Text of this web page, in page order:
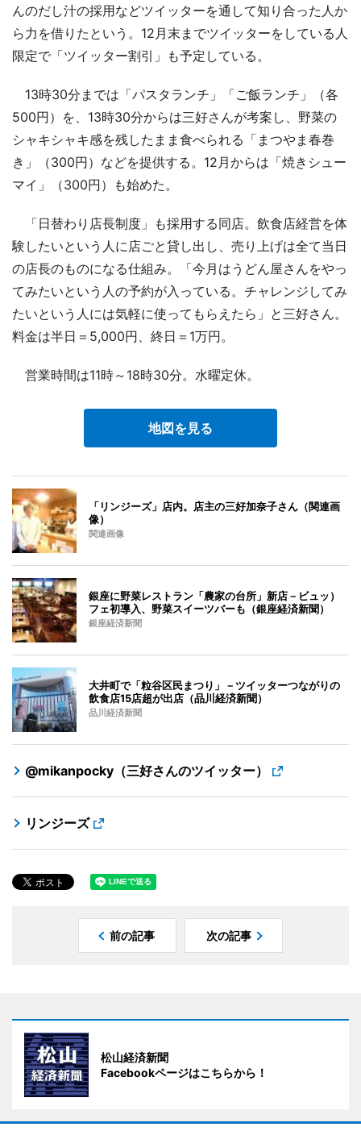
んのだし汁の採用などツイッターを通して知り合った人か
ら力を借りたという。12月末までツイッターをしている人
限定で「ツイッター割引」も予定している。
13時30分までは「パスタランチ」「ご飯ランチ」（各
500円）を、13時30分からは三好さんが考案し、野菜の
シャキシャキ感を残したまま食べられる「まつやま春巻
き」（300円）などを提供する。12月からは「焼きシュー
マイ」（300円）も始めた。
「日替わり店長制度」も採用する同店。飲食店経営を体
験したいという人に店ごと貸し出し、売り上げは全て当日
の店長のものになる仕組み。「今月はうどん屋さんをやっ
てみたいという人の予約が入っている。チャレンジしてみ
たいという人には気軽に使ってもらえたら」と三好さん。
料金は半日＝5,000円、終日＝1万円。
営業時間は11時～18時30分。水曜定休。
地図を見る
「リンジーズ」店内。店主の三好加奈子さん（関連画
像）
関連画像
銀座に野菜レストラン「農家の台所」新店－ビュッ）
フェ初導入、野菜スイーツバーも（銀座経済新聞）
銀座経済新聞
大井町で「粒谷区民まつり」－ツイッターつながりの
飲食店15店超が出店（品川経済新聞）
品川経済新聞
@mikanpocky（三好さんのツイッター）
リンジーズ
前の記事 次の記事
松山経済新聞
Facebookページはこちらから！